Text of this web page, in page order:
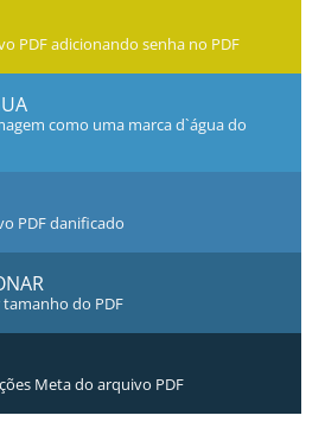
PDF adicionando senha no PDF
como uma marca d`água do
PDF danificado
do PDF
Meta do arquivo PDF